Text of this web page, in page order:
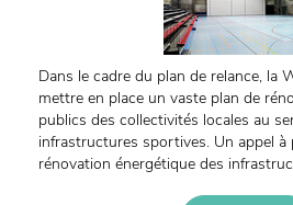
Dans le cadre du plan de relance, la
mettre en place un vaste plan de
publics des collectivités locales au
infrastructures sportives. Un appel à
rénovation énergétique des